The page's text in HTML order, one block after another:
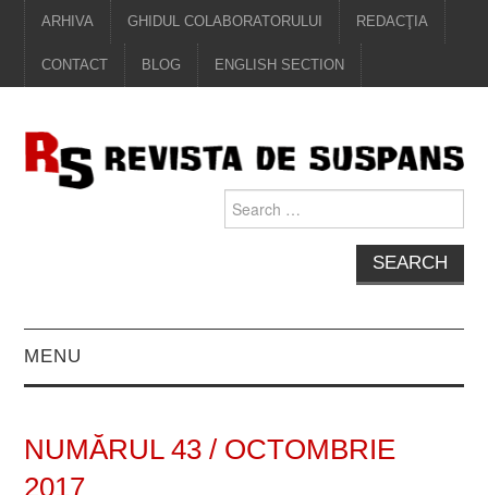
ARHIVA GHIDUL COLABORATORULUI REDACŢIA
CONTACT BLOG ENGLISH SECTION
for:
MENU
PROZĂ
NUMĂRUL 43 / OCTOMBRIE
2017